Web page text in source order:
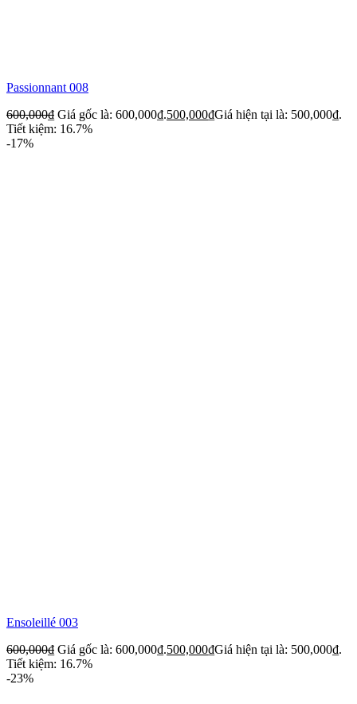
Passionnant 008
600,000₫ Giá gốc là: 600,000₫.500,000₫Giá hiện tại là: 500,000₫.
Tiết kiệm: 16.7%
-17%
Ensoleillé 003
600,000₫ Giá gốc là: 600,000₫.500,000₫Giá hiện tại là: 500,000₫.
Tiết kiệm: 16.7%
-23%